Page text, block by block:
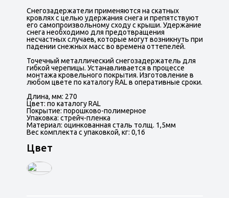
Снегозадержатели применяются на скатных
кровлях с целью удержания снега и препятствуют
его самопроизвольному сходу с крыши. Удержание
снега необходимо для предотвращения
несчастных случаев, которые могут возникнуть при
падении снежных масс во времена оттепелей.
Точечный металлический снегозадержатель для
гибкой черепицы. Устанавливается в процессе
монтажа кровельного покрытия. Изготовление в
любом цвете по каталогу RAL в оперативные сроки.
Длина, мм: 270
Цвет: по каталогу RAL
Покрытие: порошково-полимерное
Упаковка: стрейч-пленка
Материал: оцинкованная сталь толщ. 1,5мм
Вес комплекта с упаковкой, кг: 0,16
Цвет